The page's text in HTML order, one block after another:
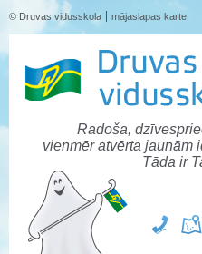
© Druvas vidusskola mājaslapas karte
Radoša,
vienmēr atvērta jaunām
Tāda ir